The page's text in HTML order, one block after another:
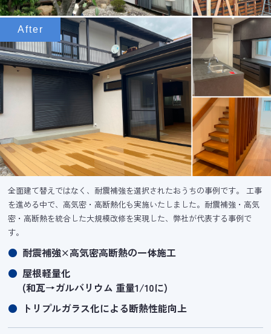
全面建て替えではなく、耐震補強を選択されたおうちの事例です。 工事
を進める中で、高気密・高断熱化も実施いたしました。耐震補強・高気
密・高断熱を統合した大規模改修を実現した、弊社が代表する事例で
す。
耐震補強×高気密高断熱の一体施工
屋根軽量化
(和瓦→ガルバリウム 重量1/10に)
トリプルガラス化による断熱性能向上
After